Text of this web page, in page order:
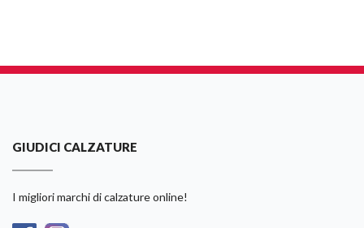
GIUDICI CALZATURE
I migliori marchi di calzature online!